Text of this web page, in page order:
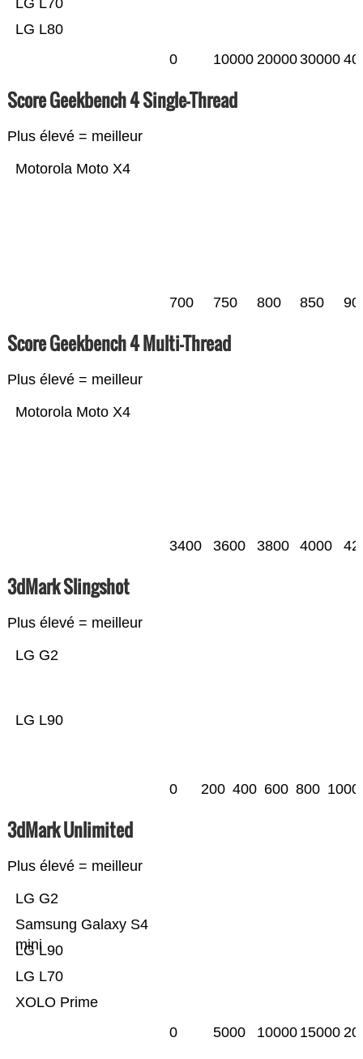
LG L80
LG L70
0 10000 2000030000
Score Geekbench 4 Single-Thread
Plus élevé = meilleur
Motorola Moto X4
700 750 800 850
Score Geekbench 4 Multi-Thread
Plus élevé = meilleur
Motorola Moto X4
3400 3600 3800 4000
3dMark Slingshot
Plus élevé = meilleur
LG L90
LG G2
0 200 400 600 800 1000
3dMark Unlimited
Plus élevé = meilleur
XOLO Prime
LG L70
LG L90
Samsung Galaxy S4
mini
LG G2
0 5000 10000 15000